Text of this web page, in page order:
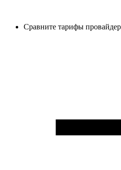
Сравните тарифы